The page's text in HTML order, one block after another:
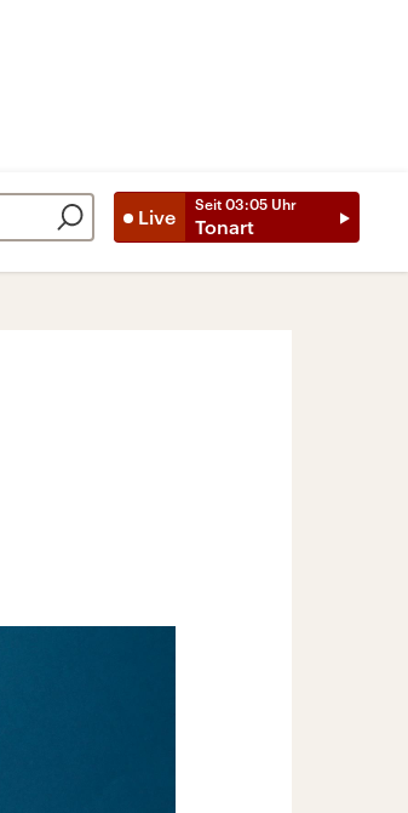
Live
Seit 03:05 Uhr
Tonart